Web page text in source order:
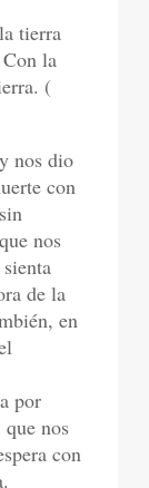
tierra
la
(
nos dio
con
nos
de la
en
por
nos
con